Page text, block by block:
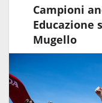
Campioni
Educazione
Mugello